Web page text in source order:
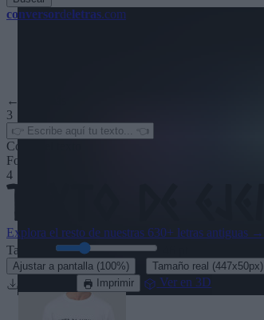
conversordeletras.com
← Ver más
3
Color del texto
Fondo
4
Explora el resto de nuestras 630+ letras antiguas →
Tamaño:
Ajustar a pantalla (100%) Tamaño real (447x50px)
Imprimir Ver en 3D